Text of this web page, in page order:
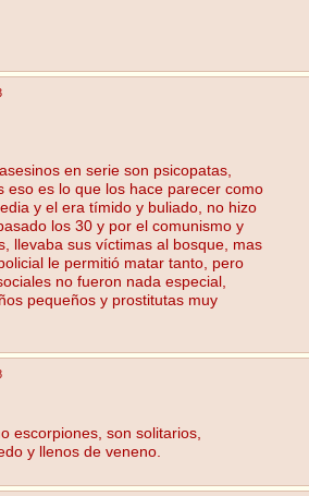
en serie son psicopatas,
eso es lo que los hace parecer como
y el era tímido y buliado, no hizo
los 30 y por el comunismo y
llevaba sus víctimas al bosque, mas
le permitió matar tanto, pero
no fueron nada especial,
pequeños y prostitutas muy
escorpiones, son solitarios,
y llenos de veneno.